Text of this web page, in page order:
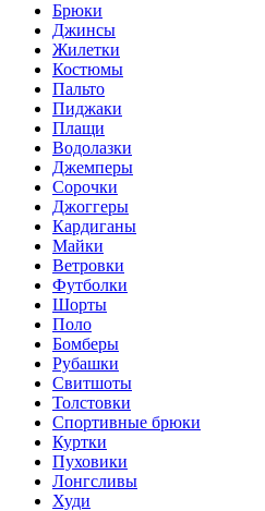
Брюки
Джинсы
Жилетки
Костюмы
Пальто
Пиджаки
Плащи
Водолазки
Джемперы
Сорочки
Джоггеры
Кардиганы
Майки
Ветровки
Футболки
Шорты
Поло
Бомберы
Рубашки
Свитшоты
Толстовки
Спортивные брюки
Куртки
Пуховики
Лонгсливы
Худи